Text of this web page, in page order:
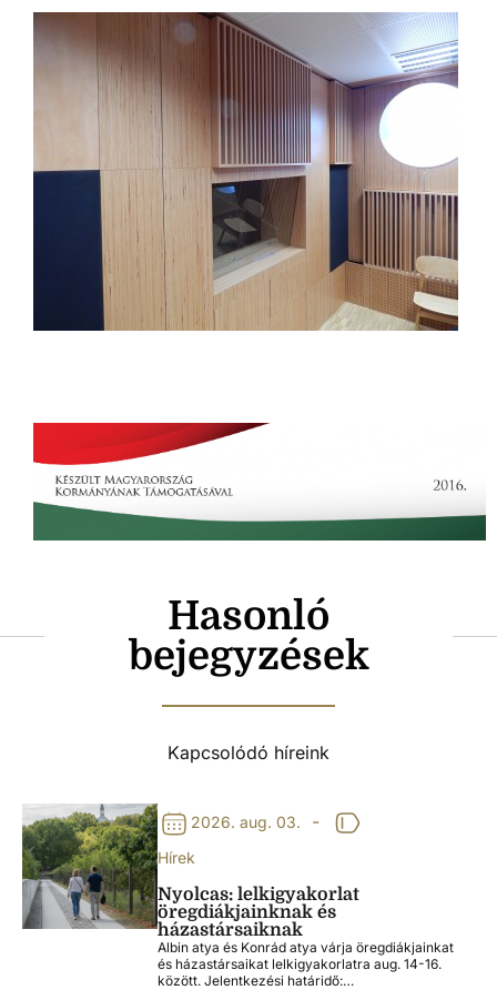
Hasonló
bejegyzések
Kapcsolódó híreink
2026. aug. 03. -
Hírek
Nyolcas: lelkigyakorlat
öregdiákjainknak és
házastársaiknak
Albin atya és Konrád atya várja öregdiákjainkat
és házastársaikat lelkigyakorlatra aug. 14-16.
között. Jelentkezési határidő:…